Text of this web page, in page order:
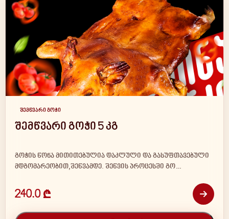
შემწვარი გოჭი
შემწვარი გოჭი 5 კგ
გოჭის წონა მითითებულია დაკლული და გასუფთავებული
მდგომარეობით,შეწვამდე. შეწვის პროცესში გო…
240.0 ₾